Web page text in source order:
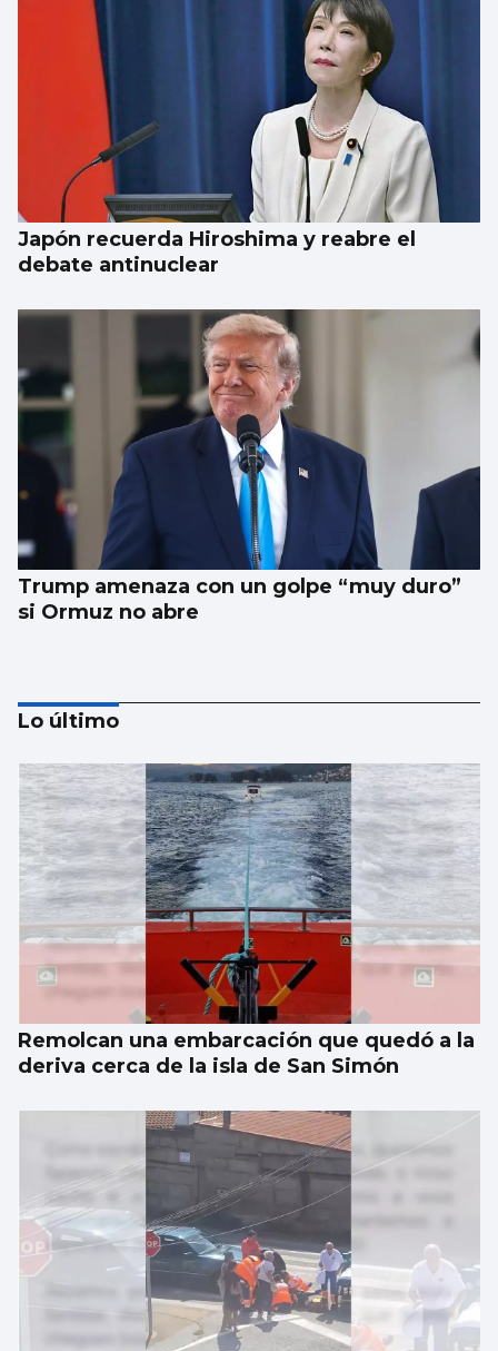
Japón recuerda Hiroshima y reabre el
debate antinuclear
Trump amenaza con un golpe “muy duro”
si Ormuz no abre
EEUU ve posible llegar a un acuerdo
inminente con Irán
Lo último
Remolcan una embarcación que quedó a la
deriva cerca de la isla de San Simón